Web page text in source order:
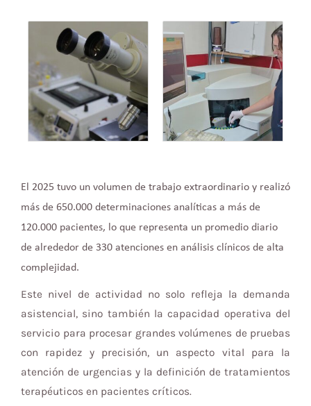
El 2025 tuvo un volumen de trabajo extraordinario y realizó
más de 650.000 determinaciones analíticas a más de
120.000 pacientes, lo que representa un promedio diario
de alrededor de 330 atenciones en análisis clínicos de alta
complejidad.
Este nivel de actividad no solo refleja la demanda
asistencial, sino también la capacidad operativa del
servicio para procesar grandes volúmenes de pruebas
con rapidez y precisión, un aspecto vital para la
atención de urgencias y la definición de tratamientos
terapéuticos en pacientes críticos.